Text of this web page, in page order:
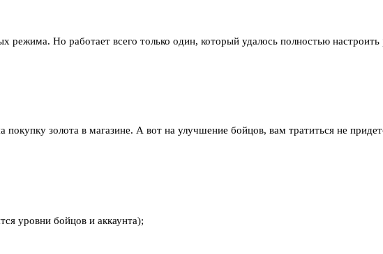
режима. Но работает всего только один, который удалось полностью
золота в магазине. А вот на улучшение бойцов, вам тратиться не
уровни бойцов и аккаунта);